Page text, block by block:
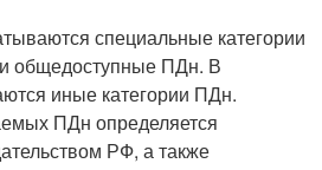
специальные категории
общедоступные ПДн. В
иные категории ПДн.
ПДн определяется
РФ, а также